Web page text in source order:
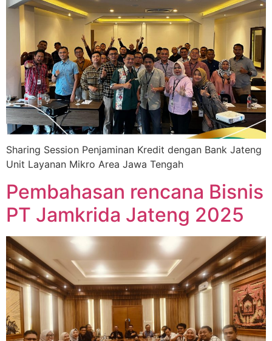
Sharing Session Penjaminan Kredit dengan Bank Jateng
Unit Layanan Mikro Area Jawa Tengah
Pembahasan rencana Bisnis
PT Jamkrida Jateng 2025